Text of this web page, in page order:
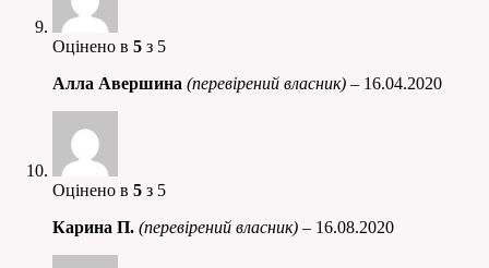
Оцінено в 5 з 5
Алла Авершина (перевірений власник) – 16.04.2020
Оцінено в 5 з 5
Карина П. (перевірений власник) – 16.08.2020